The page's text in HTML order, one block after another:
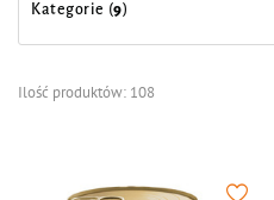
Kategorie (9)
Ilość produktów: 108